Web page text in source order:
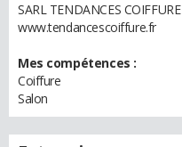
SARL TENDANCES COIFFURE
www.tendancescoiffure.fr
Mes compétences :
Coiffure
Salon